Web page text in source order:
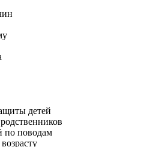
детей
по поводам